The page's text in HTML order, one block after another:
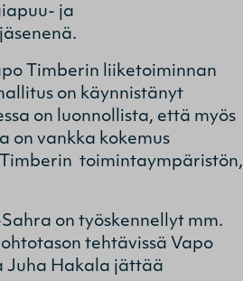
ja
Timberin liiketoiminnan
on käynnistänyt
on luonnollista, että myös
on vankka kokemus
toimintaympäristön,
on työskennellyt mm.
tehtävissä Vapo
Juha Hakala jättää